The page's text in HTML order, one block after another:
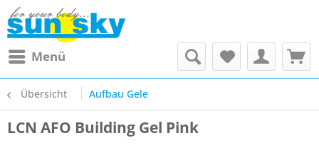
Menü
Übersicht Aufbau Gele
LCN AFO Building Gel Pink